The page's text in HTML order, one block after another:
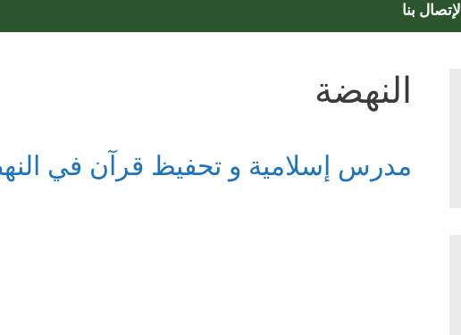
الإتصال بنا
النهضة
مدرس إسلامية و تحفيظ قرآن في